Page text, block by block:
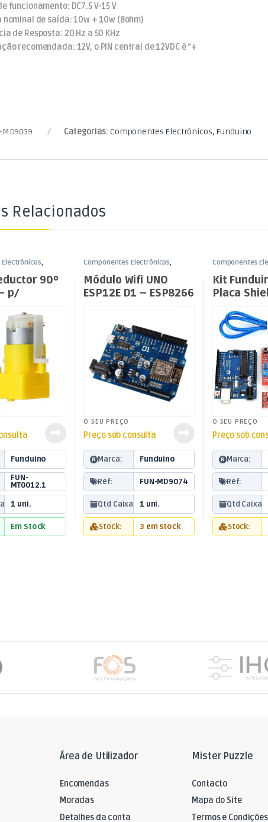
funcionamento: DC7.5 V-15 V
nominal de saída: 10w + 10w (8ohm)
de Resposta: 20 Hz a 50 KHz
recomendada: 12V, o PIN central de 12VDC é “+
MD9039 Categorias: Componentes Electrónicos, Funduino
Relacionados
,
90º
p/
Funduino
FUN-
MT0012.1
1 uni.
Em Stock
Componentes Electrónicos,
Módulo Wifi UNO
ESP12E D1 – ESP8266
O SEU PREÇO
Preço sob consulta
Marca: Funduino
Ref: FUN-MD9074
Qtd Caixa: 1 uni.
Stock: 3 em stock
Componentes
Kit
Placa
O SEU PREÇO
Preço sob
Marca:
Ref:
Qtd Caixa:
Stock:
Área de Utilizador
Encomendas
Moradas
Detalhes da conta
Mister Puzzle
Contacto
Mapa do Site
Termos e Condições